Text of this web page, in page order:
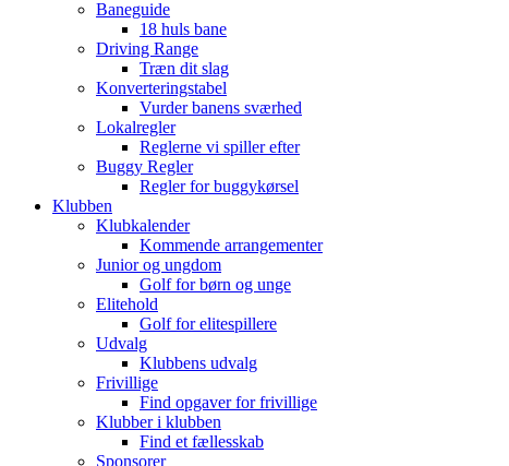
Baneguide
18 huls bane
Driving Range
Træn dit slag
Konverteringstabel
Vurder banens sværhed
Lokalregler
Reglerne vi spiller efter
Buggy Regler
Regler for buggykørsel
Klubben
Klubkalender
Kommende arrangementer
Junior og ungdom
Golf for børn og unge
Elitehold
Golf for elitespillere
Udvalg
Klubbens udvalg
Frivillige
Find opgaver for frivillige
Klubber i klubben
Find et fællesskab
Sponsorer